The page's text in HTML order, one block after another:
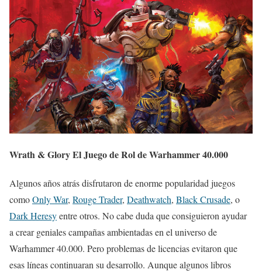
Wrath & Glory El Juego de Rol de Warhammer 40.000
Algunos años atrás disfrutaron de enorme popularidad juegos
comoOnly War, Rouge Trader, Deathwatch, Black Crusade, o
Dark Heresyentre otros. No cabe duda que consiguieron ayudar
a crear geniales campañas ambientadas en el universo de
Warhammer 40.000. Pero problemas de licencias evitaron que
esas líneas continuaran su desarrollo. Aunque algunos libros